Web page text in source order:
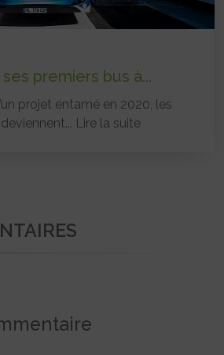
premiers bus à...
projet entamé en 2020, les
Lire la suite